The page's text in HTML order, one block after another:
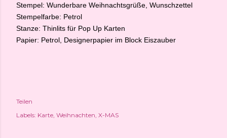
Stempel: Wunderbare Weihnachtsgrüße, Wunschzettel
Stempelfarbe: Petrol
Stanze: Thinlits für Pop Up Karten
Papier: Petrol, Designerpapier im Block Eiszauber
Teilen
Labels: Karte Weihnachten X-MAS